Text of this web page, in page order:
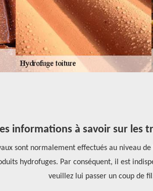
informations à savoir sur les
sont normalement effectués au niveau
hydrofuges. Par conséquent, il est
veuillez lui passer un coup de